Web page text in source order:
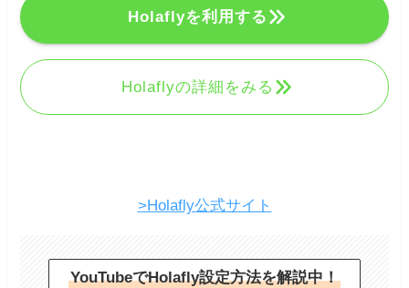
Holaflyを利用する
Holaflyの詳細をみる
>Holafly公式サイト
YouTubeでHolafly設定方法を解説中！